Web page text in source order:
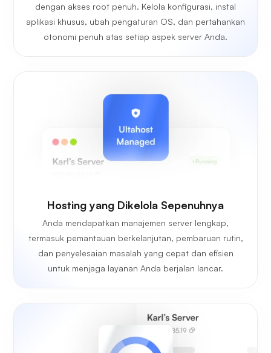
dengan akses root penuh. Kelola konfigurasi, instal
aplikasi khusus, ubah pengaturan OS, dan pertahankan
otonomi penuh atas setiap aspek server Anda.
Hosting yang Dikelola Sepenuhnya
Anda mendapatkan manajemen server lengkap,
termasuk pemantauan berkelanjutan, pembaruan rutin,
dan penyelesaian masalah yang cepat dan efisien
untuk menjaga layanan Anda berjalan lancar.